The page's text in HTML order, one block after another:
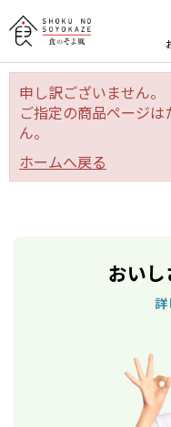
申し訳ございません。
ご指定の商品ページ
ん。
ホームへ戻る
おい
詳